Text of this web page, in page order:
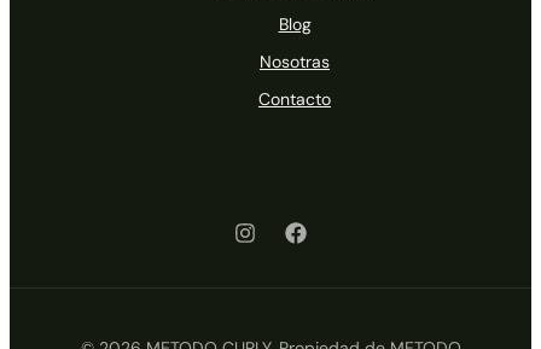
Blog
Nosotras
Contacto